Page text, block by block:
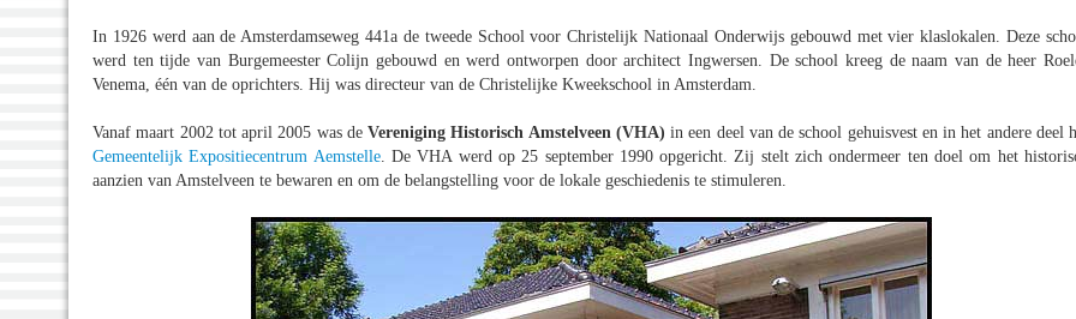
In 1926 werd aan de Amsterdamseweg 441a de tweede School voor Christelijk Nationaal Onderwijs gebouwd met vier klaslokalen. Deze
werd ten tijde van Burgemeester Colijn gebouwd en werd ontworpen door architect Ingwersen. De school kreeg de naam van de heer
Venema, één van de oprichters. Hij was directeur van de Christelijke Kweekschool in Amsterdam.
Vanaf maart 2002 tot april 2005 was de Vereniging Historisch Amstelveen (VHA) in een deel van de school gehuisvest en in het andere deel
Gemeentelijk Expositiecentrum Aemstelle. De VHA werd op 25 september 1990 opgericht. Zij stelt zich ondermeer ten doel om het
aanzien van Amstelveen te bewaren en om de belangstelling voor de lokale geschiedenis te stimuleren.